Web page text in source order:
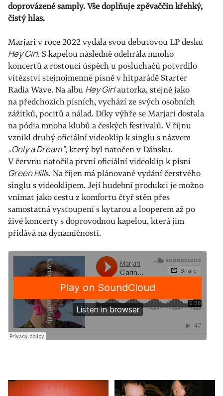
doprovázené samply. Vše doplňuje zpěvaččin křehký,
čistý hlas.
Marjari v roce 2022 vydala svou debutovou LP desku
Hey Girl. S kapelou následně odehrála mnoho
koncertů a rostoucí úspěch u posluchačů potvrdilo
vítězství stejnojmenné písně v hitparádě Startér
Radia Wave. Na albu Hey Girlautorka, stejně jako
na předchozích písních, vychází ze svých osobních
zážitků, pocitů a nálad. Díky výhře se Marjari dostala
na pódia mnoha klubů a českých festivalů. V říjnu
vznikl druhý oficiální videoklip k singlu s názvem
„Only a Dream“, který byl natočen v Dánsku.
V červnu natočila první oficiální videoklip k písni
Green Hills. Na říjen má plánované vydání čerstvého
singlu s videoklipem. Její hudební produkci je možno
vnímat jako cestu z komfortu čtyř stěn přes
samostatná vystoupení s kytarou a looperem až po
živé koncerty s doprovodnou kapelou, která jim
přidává na dynamičnosti.